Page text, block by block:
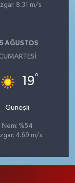
8.31 m/s
AĞUSTOS
19°
Güneşli
Nem: %54
4.69 m/s